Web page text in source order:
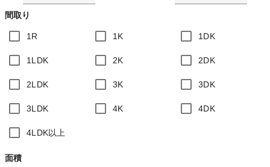
間取り
1R 1K 1DK
1LDK 2K 2DK
2LDK 3K 3DK
3LDK 4K 4DK
4LDK以上
面積